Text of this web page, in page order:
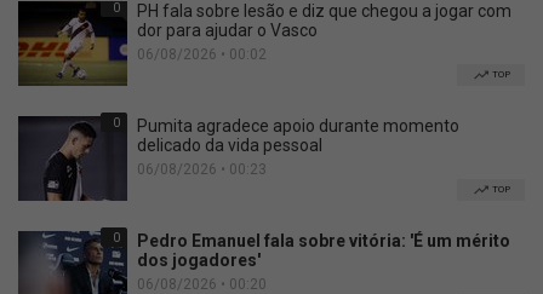
0
PH fala sobre lesão e diz que chegou a jogar com
dor para ajudar o Vasco
06/08/2026 • 00:02
TOP
0
Pumita agradece apoio durante momento
delicado da vida pessoal
06/08/2026 • 00:23
TOP
0
Pedro Emanuel fala sobre vitória: 'É um mérito
dos jogadores'
06/08/2026 • 00:20